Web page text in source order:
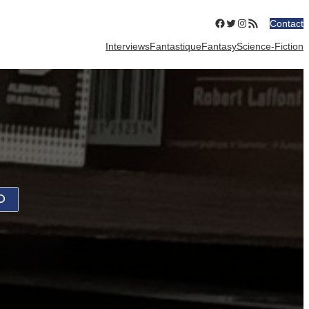
Facebook
Twitter
Instagram
Flux RSSContact
InterviewsFantastiqueFantasyScience-Fiction